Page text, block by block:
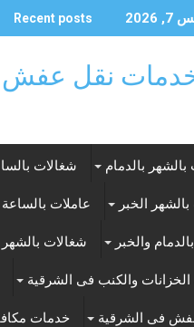
Recent posts
نقل عفش
بالدمام شغالات
الخبر عاملات بالساعة
والخبر شغالات بالشهر
والكنب فى الشرقية
فى الشرقية خدمات